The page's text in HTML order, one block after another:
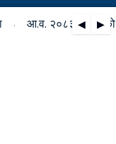
◀ ▶
आ.व. २०८३/०८४ को